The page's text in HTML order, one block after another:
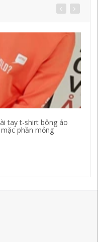
tay t-shirt bông áo
phần mỏng